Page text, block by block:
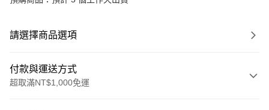
請選擇商品選項
付款與運送方式
超取滿NT$1,000免運